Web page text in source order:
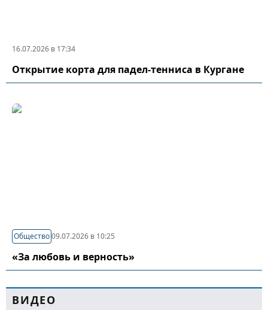
16.07.2026 в 17:34
Открытие корта для падел-тенниса в Кургане
Общество09.07.2026 в 10:25
«За любовь и верность»
ВИДЕО